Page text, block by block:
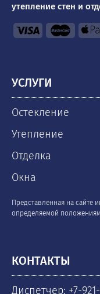
утепление стен и
УСЛУГИ
Остекление
Утепление
Отделка
Окна
Представленная на сайте
определяемой
КОНТАКТЫ
Диспетчер: +7-